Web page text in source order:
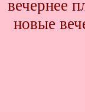
вечернее
новые